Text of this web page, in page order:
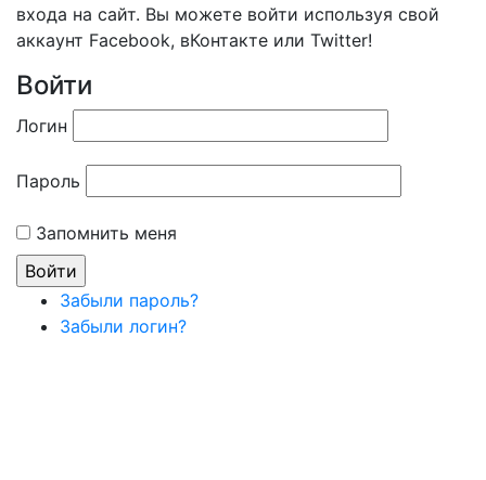
входа на сайт. Вы можете войти используя свой
аккаунт Facebook, вКонтакте или Twitter!
Войти
Логин
Пароль
Запомнить меня
Забыли пароль?
Забыли логин?